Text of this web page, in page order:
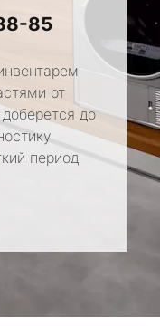
85
от
до
период